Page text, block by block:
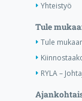
Yhteistyö
Tule
Tule
RYLA –